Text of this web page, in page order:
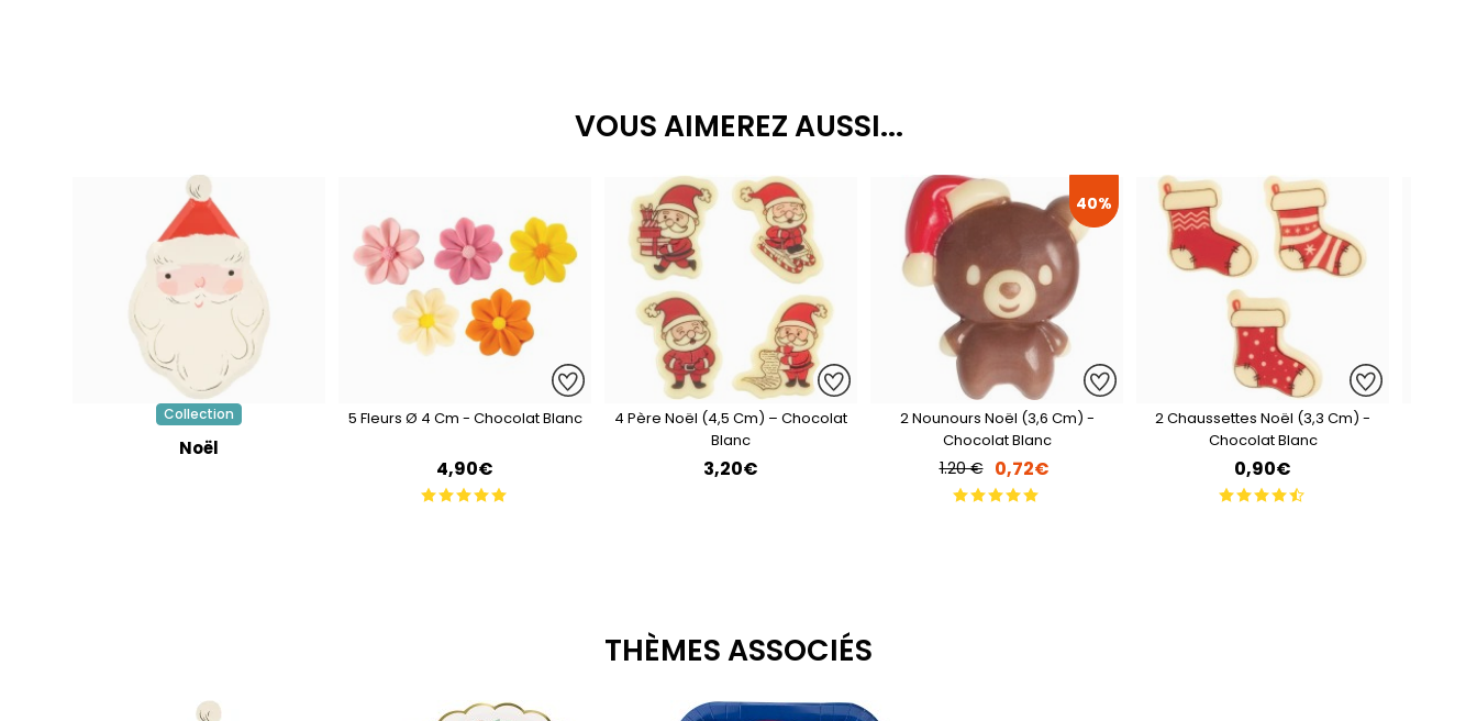
VOUS AIMEREZ AUSSI...
Collection
Noël
5 Fleurs Ø 4 Cm - Chocolat Blanc
4,90€
4 Père Noël (4,5 Cm) – Chocolat
Blanc
3,20€
40%
2 Nounours Noël (3,6 Cm) -
Chocolat Blanc
1.20 € 0,72€
2 Chaussettes Noël (3,3 Cm) -
Chocolat Blanc
0,90€
THÈMES ASSOCIÉS